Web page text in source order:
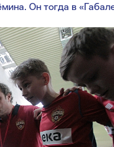
Он тогда в